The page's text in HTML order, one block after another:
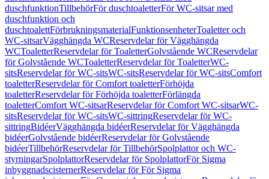
duschfunktionTillbehörFör duschtoaletterFör WC-sitsar med
duschfunktion och
duschtoalettFörbrukningsmaterialFunktionsenheterToaletter och
WC-sitsarVägghängda WCReservdelar för Vägghängda
WCToaletterReservdelar för ToaletterGolvstående WCReservdelar
för Golvstående WCToaletterReservdelar för ToaletterWC-
sitsReservdelar för WC-sitsWC-sitsReservdelar för WC-sitsComfort
toaletterReservdelar för Comfort toaletterFörhöjda
toaletterReservdelar för Förhöjda toaletterFörlängda
toaletterComfort WC-sitsarReservdelar för Comfort WC-sitsarWC-
sitsReservdelar för WC-sitsWC-sittringReservdelar för WC-
sittringBidéerVägghängda bidéerReservdelar för Vägghängda
bidéerGolvstående bidéerReservdelar för Golvstående
bidéerTillbehörReservdelar för TillbehörSpolplattor och WC-
styrningarSpolplattorReservdelar för SpolplattorFör Sigma
inbyggnadscisternerReservdelar för För Sigma